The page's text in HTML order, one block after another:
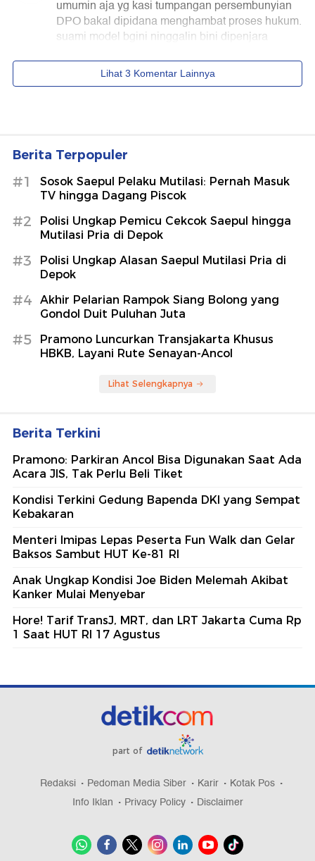
Berita Terpopuler
#1
Sosok Saepul Pelaku Mutilasi: Pernah Masuk
TV hingga Dagang Piscok
#2
Polisi Ungkap Pemicu Cekcok Saepul hingga
Mutilasi Pria di Depok
#3
Polisi Ungkap Alasan Saepul Mutilasi Pria di
Depok
#4
Akhir Pelarian Rampok Siang Bolong yang
Gondol Duit Puluhan Juta
#5
Pramono Luncurkan Transjakarta Khusus
HBKB, Layani Rute Senayan-Ancol
Lihat Selengkapnya
Berita Terkini
Pramono: Parkiran Ancol Bisa Digunakan Saat Ada
Acara JIS, Tak Perlu Beli Tiket
Kondisi Terkini Gedung Bapenda DKI yang Sempat
Kebakaran
Menteri Imipas Lepas Peserta Fun Walk dan Gelar
Baksos Sambut HUT Ke-81 RI
Anak Ungkap Kondisi Joe Biden Melemah Akibat
Kanker Mulai Menyebar
Hore! Tarif TransJ, MRT, dan LRT Jakarta Cuma Rp
1 Saat HUT RI 17 Agustus
part of
Redaksi Pedoman Media Siber Karir
Kotak Pos
Info Iklan
Privacy Policy Disclaimer